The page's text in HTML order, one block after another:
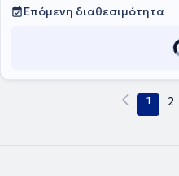
Επόμενη διαθεσιμότητα
1 2